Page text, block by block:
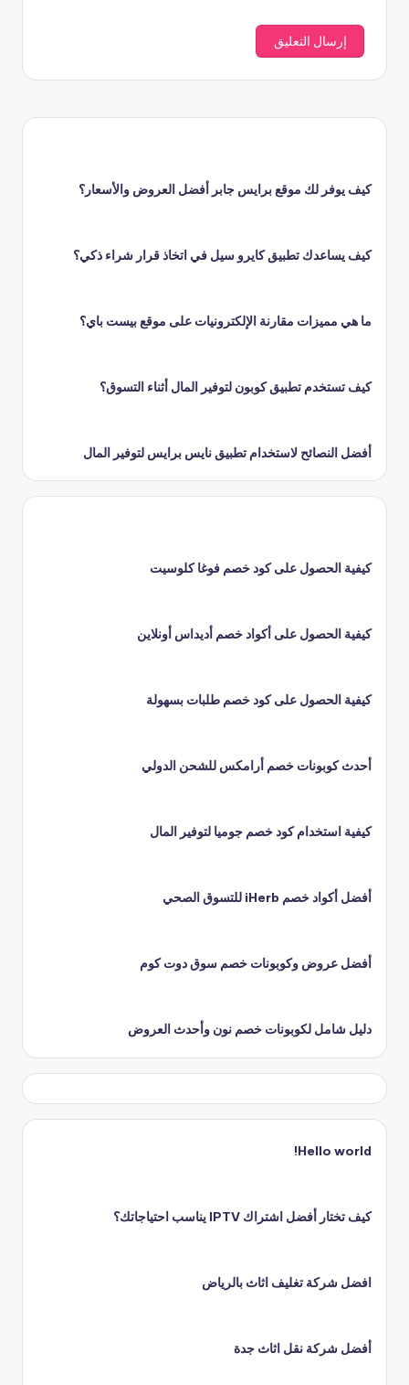
كيف يوفر لك موقع برايس جابر أفضل العروض والأسعار؟
كيف يساعدك تطبيق كايرو سيل في اتخاذ قرار شراء ذكي؟
ما هي مميزات مقارنة الإلكترونيات على موقع بيست باي؟
كيف تستخدم تطبيق كوبون لتوفير المال أثناء التسوق؟
أفضل النصائح لاستخدام تطبيق نايس برايس لتوفير المال
كيفية الحصول على كود خصم فوغا كلوسيت
كيفية الحصول على أكواد خصم أديداس أونلاين
كيفية الحصول على كود خصم طلبات بسهولة
أحدث كوبونات خصم أرامكس للشحن الدولي
كيفية استخدام كود خصم جوميا لتوفير المال
أفضل أكواد خصم iHerb للتسوق الصحي
أفضل عروض وكوبونات خصم سوق دوت كوم
دليل شامل لكوبونات خصم نون وأحدث العروض
Hello world!
كيف تختار أفضل اشتراك IPTV يناسب احتياجاتك؟
افضل شركة تغليف اثاث بالرياض
أفضل شركة نقل اثاث جدة